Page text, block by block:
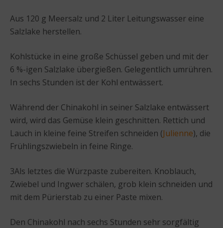
Aus 120 g Meersalz und 2 Liter Leitungswasser eine
Salzlake herstellen.
Kohlstücke in eine große Schüssel geben und mit der
6 %-igen Salzlake übergießen. Gelegentlich umrühren.
In sechs Stunden ist der Kohl entwässert.
Während der Chinakohl in seiner Salzlake entwässert
wird, wird das Gemüse klein geschnitten. Rettich und
Lauch in kleine feine Streifen schneiden (Julienne), die
Frühlingszwiebeln in feine Ringe.
3Als letztes die Würzpaste zubereiten. Knoblauch,
Zwiebel und Ingwer schälen, grob klein schneiden und
mit dem Pürierstab zu einer Paste mixen.
Den Chinakohl nach sechs Stunden sehr sorgfältig